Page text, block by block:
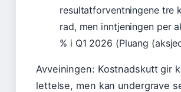
resultatforventningene tre
rad, men inntjeningen per
% i Q1 2026 (Pluang
Avveiningen: Kostnadskutt gir
lettelse, men kan undergrave